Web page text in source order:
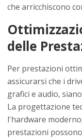
che arricchiscono
delle
Per prestazioni
assicurarsi che i
grafici e audio,
La progettazione
l'hardware
prestazioni